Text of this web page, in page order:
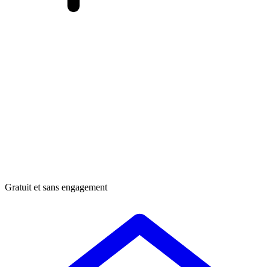
Gratuit et sans engagement